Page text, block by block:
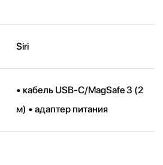
Siri
• кабель USB-C/MagSafe 3 (2
м) • адаптер питания